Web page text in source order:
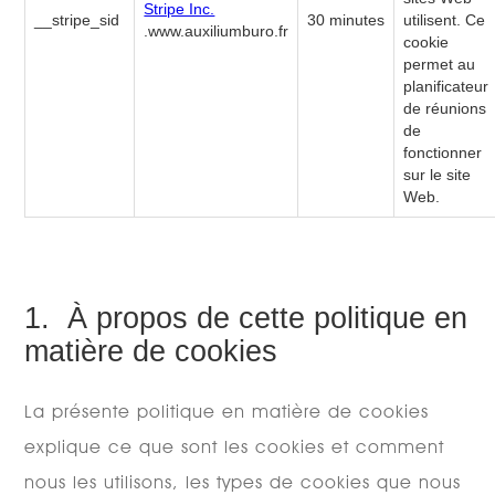
__stripe_sid
Stripe Inc.
.www.auxiliumburo.fr
30 minutes
utilisent. Ce
cookie
permet au
planificateur
de réunions
de
fonctionner
sur le site
Web.
1. À propos de cette politique en
matière de cookies
La présente politique en matière de cookies
explique ce que sont les cookies et comment
nous les utilisons, les types de cookies que nous